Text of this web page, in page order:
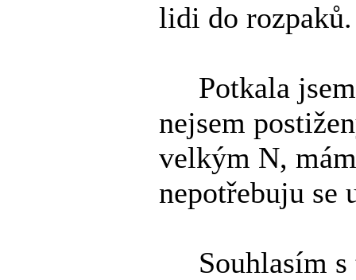
lidi do rozpaků.
Potkala
nejsem
velkým N,
nepotřebuju se
Souhlasím s